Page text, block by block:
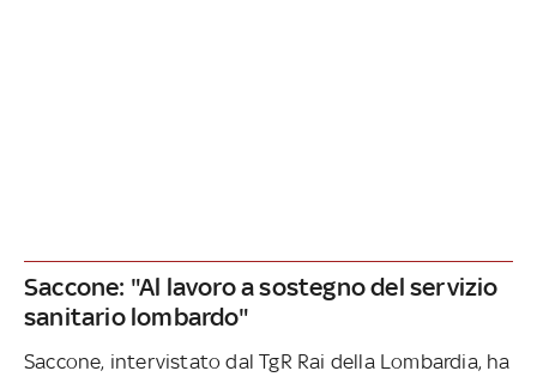
Saccone: "Al lavoro a sostegno del servizio
sanitario lombardo"
Saccone, intervistato dal TgR Rai della Lombardia, ha